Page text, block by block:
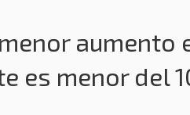
aumento
es menor del